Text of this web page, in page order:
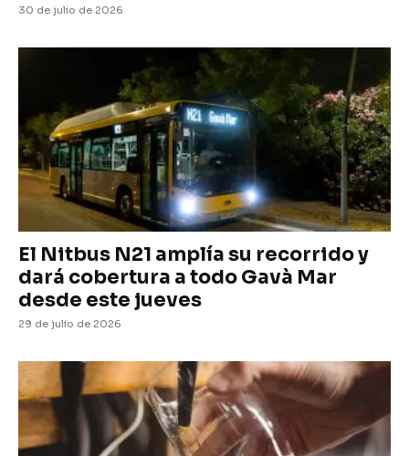
30 de julio de 2026
El Nitbus N21 amplía su recorrido y
dará cobertura a todo Gavà Mar
desde este jueves
29 de julio de 2026